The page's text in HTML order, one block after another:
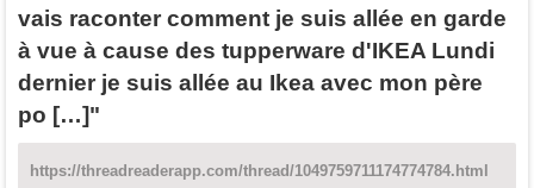
vais raconter comment je suis allée en garde
à vue à cause des tupperware d'IKEA Lundi
dernier je suis allée au Ikea avec mon père
po […]"
https://threadreaderapp.com/thread/1049759711174774784.html